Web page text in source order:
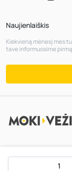
Naujienlaiškis
Kiekvieną mėnesį mes
tave informuosime